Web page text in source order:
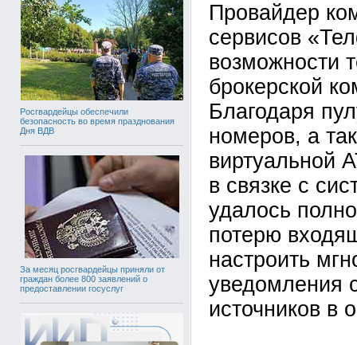
Росгвардейцы обеспечили
безопасность во время празднования
Дня ВДВ
За месяц росгвардейцы приняли от
граждан более 800 заявлений о
предоставлении госуслуг
Провайдер
сервисов
возможности
брокерской
Благодаря
номеров, а
виртуальной
в связке с
удалось
потерю
настроить
уведомления
источников в